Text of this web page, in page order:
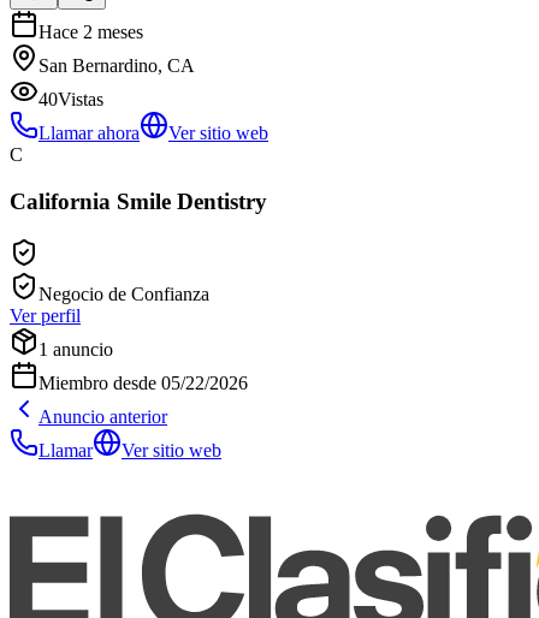
Hace 2 meses
San Bernardino, CA
40Vistas
Llamar ahora
Ver sitio web
C
California Smile Dentistry
Negocio de Confianza
Ver perfil
1 anuncio
Miembro desde 05/22/2026
Anuncio anterior
Llamar
Ver sitio web